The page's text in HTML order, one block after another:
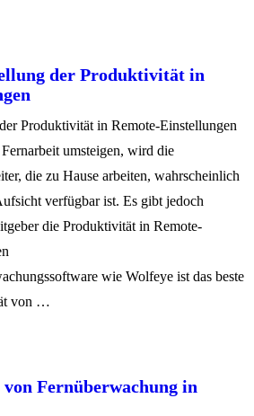
der Produktivität in
Produktivität in Remote-Einstellungen
umsteigen, wird die
die zu Hause arbeiten, wahrscheinlich
verfügbar ist. Es gibt jedoch
die Produktivität in Remote-
wie Wolfeye ist das beste
von …
Fernüberwachung in